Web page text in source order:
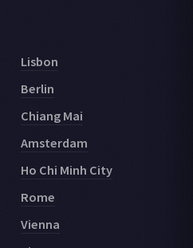
Lisbon
Berlin
Chiang Mai
Amsterdam
Ho Chi Minh City
Rome
Vienna